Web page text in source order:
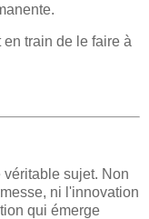
train de le faire à
sujet. Non
ni l'innovation
qui émerge